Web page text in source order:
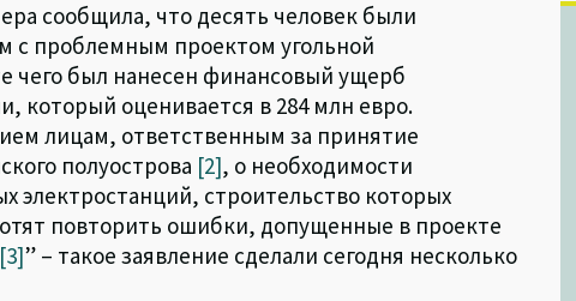
сообщила, что десять человек были
с проблемным проектом угольной
чего был нанесен финансовый ущерб
который оценивается в 284 млн евро.
лицам, ответственным за принятие
полуострова [2], о необходимости
электростанций, строительство которых
повторить ошибки, допущенные в проекте
[3]” – такое заявление сделали сегодня несколько